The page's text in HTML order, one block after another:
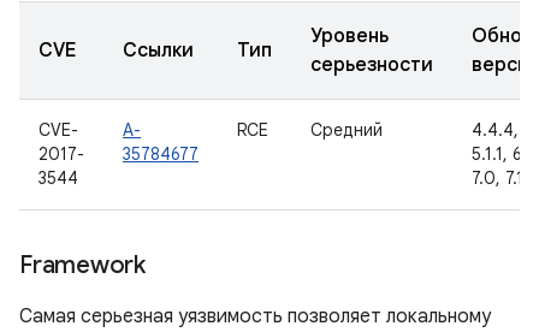
CVE Ссылки Тип
Уровень
серьезности
CVE-
2017-
3544
A-
35784677
RCE Средний
4.4.4,
5.1.1,
7.0,
Framework
Самая серьезная уязвимость позволяет локальному